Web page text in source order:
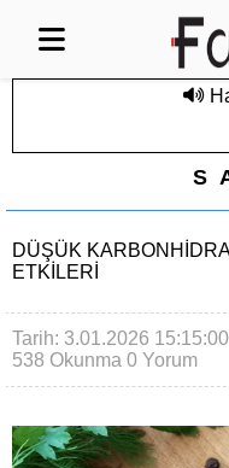
DÜŞÜK
ETKILERI
Tarih: 3.01.2026 15:15:00
538 Okunma 0 Yorum